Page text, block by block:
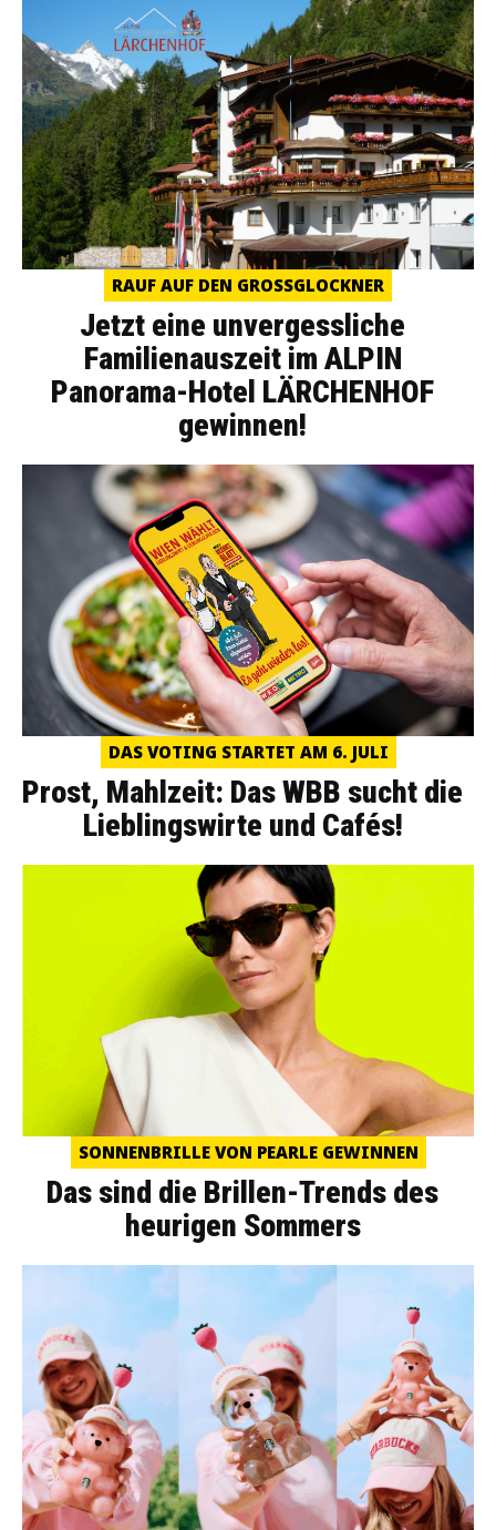
RAUF AUF DEN GROSSGLOCKNER
Jetzt eine unvergessliche
Familienauszeit im ALPIN
Panorama-Hotel LÄRCHENHOF
gewinnen!
DAS VOTING STARTET AM 6. JULI
Prost, Mahlzeit: Das WBB sucht die
Lieblingswirte und Cafés!
SONNENBRILLE VON PEARLE GEWINNEN
Das sind die Brillen-Trends des
heurigen Sommers